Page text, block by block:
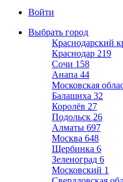
Войти
Выбрать город
Краснодарский
Краснодар 219
Сочи 158
Анапа 44
Московская
Балашиха 32
Королёв 27
Подольск 26
Алматы 697
Москва 648
Щербинка 6
Зеленоград 6
Московский 1